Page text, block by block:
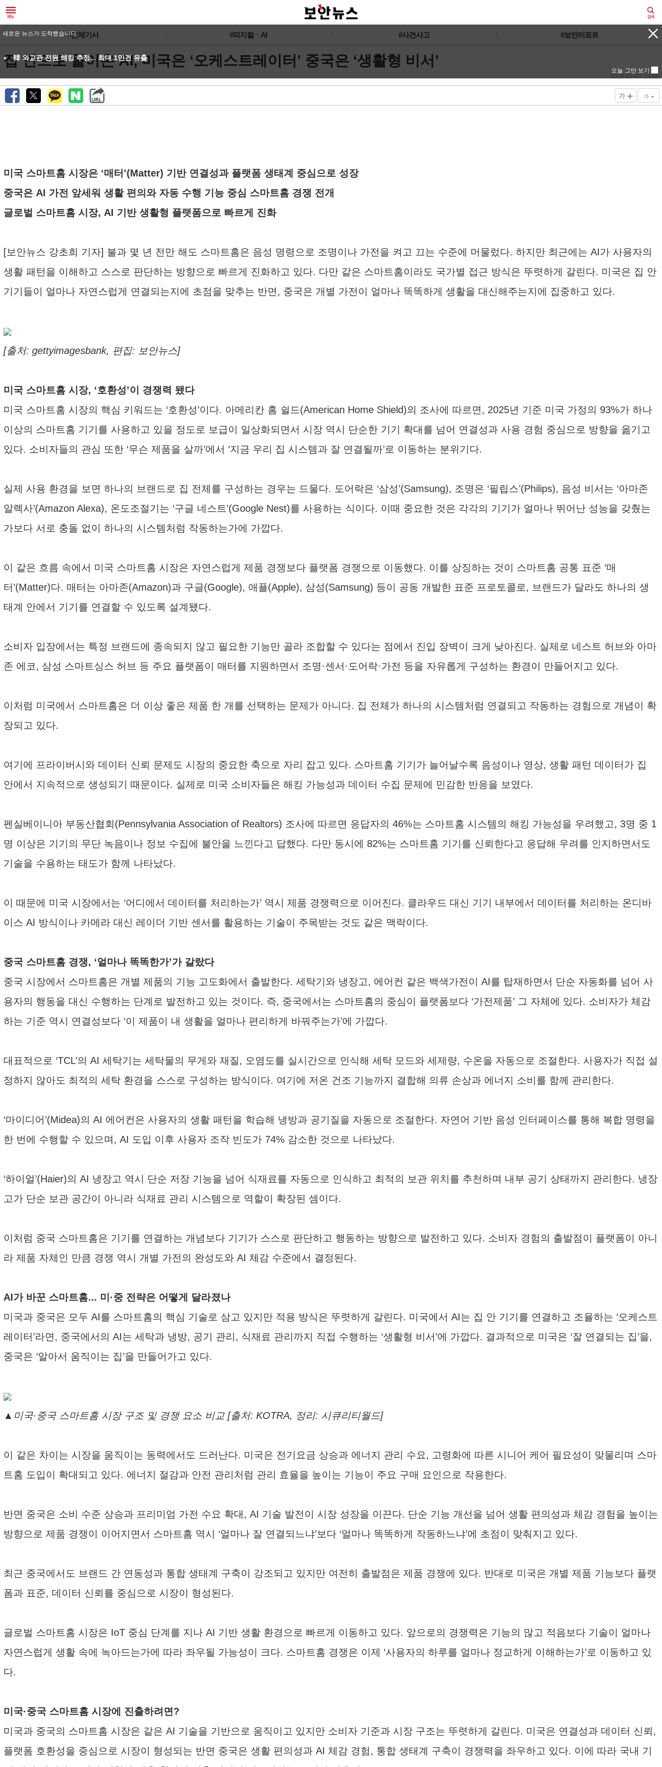
#전체기사 #피지컬ㆍAI #사건사고 #보안리포트
집 안으로 들어온 AI, 미국은 ‘오케스트레이터’ 중국은 ‘생활형 비서’
2026-05-07 15:36
가 + 가 -
미국 스마트홈 시장은 ‘매터’(Matter) 기반 연결성과 플랫폼 생태계 중심으로 성장
중국은 AI 가전 앞세워 생활 편의와 자동 수행 기능 중심 스마트홈 경쟁 전개
글로벌 스마트홈 시장, AI 기반 생활형 플랫폼으로 빠르게 진화
[보안뉴스 강초희 기자] 불과 몇 년 전만 해도 스마트홈은 음성 명령으로 조명이나 가전을 켜고 끄는 수준에 머물렀다. 하지만 최근에는 AI가 사용자의
생활 패턴을 이해하고 스스로 판단하는 방향으로 빠르게 진화하고 있다. 다만 같은 스마트홈이라도 국가별 접근 방식은 뚜렷하게 갈린다. 미국은 집 안
기기들이 얼마나 자연스럽게 연결되는지에 초점을 맞추는 반면, 중국은 개별 가전이 얼마나 똑똑하게 생활을 대신해주는지에 집중하고 있다.
[출처: gettyimagesbank, 편집: 보안뉴스]
미국 스마트홈 시장, ‘호환성’이 경쟁력 됐다
미국 스마트홈 시장의 핵심 키워드는 ‘호환성’이다. 아메리칸 홈 쉴드(American Home Shield)의 조사에 따르면, 2025년 기준 미국 가정의 93%가 하나
이상의 스마트홈 기기를 사용하고 있을 정도로 보급이 일상화되면서 시장 역시 단순한 기기 확대를 넘어 연결성과 사용 경험 중심으로 방향을 옮기고
있다. 소비자들의 관심 또한 ‘무슨 제품을 살까’에서 ‘지금 우리 집 시스템과 잘 연결될까’로 이동하는 분위기다.
실제 사용 환경을 보면 하나의 브랜드로 집 전체를 구성하는 경우는 드물다. 도어락은 ‘삼성’(Samsung), 조명은 ‘필립스’(Philips), 음성 비서는 ‘아마존
알렉사’(Amazon Alexa), 온도조절기는 ‘구글 네스트’(Google Nest)를 사용하는 식이다. 이때 중요한 것은 각각의 기기가 얼마나 뛰어난 성능을 갖췄는
가보다 서로 충돌 없이 하나의 시스템처럼 작동하는가에 가깝다.
이 같은 흐름 속에서 미국 스마트홈 시장은 자연스럽게 제품 경쟁보다 플랫폼 경쟁으로 이동했다. 이를 상징하는 것이 스마트홈 공통 표준 ‘매
터’(Matter)다. 매터는 아마존(Amazon)과 구글(Google), 애플(Apple), 삼성(Samsung) 등이 공동 개발한 표준 프로토콜로, 브랜드가 달라도 하나의 생
태계 안에서 기기를 연결할 수 있도록 설계됐다.
소비자 입장에서는 특정 브랜드에 종속되지 않고 필요한 기능만 골라 조합할 수 있다는 점에서 진입 장벽이 크게 낮아진다. 실제로 네스트 허브와 아마
존 에코, 삼성 스마트싱스 허브 등 주요 플랫폼이 매터를 지원하면서 조명·센서·도어락·가전 등을 자유롭게 구성하는 환경이 만들어지고 있다.
이처럼 미국에서 스마트홈은 더 이상 좋은 제품 한 개를 선택하는 문제가 아니다. 집 전체가 하나의 시스템처럼 연결되고 작동하는 경험으로 개념이 확
장되고 있다.
여기에 프라이버시와 데이터 신뢰 문제도 시장의 중요한 축으로 자리 잡고 있다. 스마트홈 기기가 늘어날수록 음성이나 영상, 생활 패턴 데이터가 집
안에서 지속적으로 생성되기 때문이다. 실제로 미국 소비자들은 해킹 가능성과 데이터 수집 문제에 민감한 반응을 보였다.
펜실베이니아 부동산협회(Pennsylvania Association of Realtors) 조사에 따르면 응답자의 46%는 스마트홈 시스템의 해킹 가능성을 우려했고, 3명 중 1
명 이상은 기기의 무단 녹음이나 정보 수집에 불안을 느낀다고 답했다. 다만 동시에 82%는 스마트홈 기기를 신뢰한다고 응답해 우려를 인지하면서도
기술을 수용하는 태도가 함께 나타났다.
이 때문에 미국 시장에서는 ‘어디에서 데이터를 처리하는가’ 역시 제품 경쟁력으로 이어진다. 클라우드 대신 기기 내부에서 데이터를 처리하는 온디바
이스 AI 방식이나 카메라 대신 레이더 기반 센서를 활용하는 기술이 주목받는 것도 같은 맥락이다.
중국 스마트홈 경쟁, ‘얼마나 똑똑한가’가 갈랐다
중국 시장에서 스마트홈은 개별 제품의 기능 고도화에서 출발한다. 세탁기와 냉장고, 에어컨 같은 백색가전이 AI를 탑재하면서 단순 자동화를 넘어 사
용자의 행동을 대신 수행하는 단계로 발전하고 있는 것이다. 즉, 중국에서는 스마트홈의 중심이 플랫폼보다 ‘가전제품’ 그 자체에 있다. 소비자가 체감
하는 기준 역시 연결성보다 ‘이 제품이 내 생활을 얼마나 편리하게 바꿔주는가’에 가깝다.
대표적으로 ‘TCL’의 AI 세탁기는 세탁물의 무게와 재질, 오염도를 실시간으로 인식해 세탁 모드와 세제량, 수온을 자동으로 조절한다. 사용자가 직접 설
정하지 않아도 최적의 세탁 환경을 스스로 구성하는 방식이다. 여기에 저온 건조 기능까지 결합해 의류 손상과 에너지 소비를 함께 관리한다.
‘마이디어’(Midea)의 AI 에어컨은 사용자의 생활 패턴을 학습해 냉방과 공기질을 자동으로 조절한다. 자연어 기반 음성 인터페이스를 통해 복합 명령을
한 번에 수행할 수 있으며, AI 도입 이후 사용자 조작 빈도가 74% 감소한 것으로 나타났다.
‘하이얼’(Haier)의 AI 냉장고 역시 단순 저장 기능을 넘어 식재료를 자동으로 인식하고 최적의 보관 위치를 추천하며 내부 공기 상태까지 관리한다. 냉장
고가 단순 보관 공간이 아니라 식재료 관리 시스템으로 역할이 확장된 셈이다.
이처럼 중국 스마트홈은 기기를 연결하는 개념보다 기기가 스스로 판단하고 행동하는 방향으로 발전하고 있다. 소비자 경험의 출발점이 플랫폼이 아니
라 제품 자체인 만큼 경쟁 역시 개별 가전의 완성도와 AI 체감 수준에서 결정된다.
AI가 바꾼 스마트홈... 미·중 전략은 어떻게 달라졌나
미국과 중국은 모두 AI를 스마트홈의 핵심 기술로 삼고 있지만 적용 방식은 뚜렷하게 갈린다. 미국에서 AI는 집 안 기기를 연결하고 조율하는 ‘오케스트
레이터’라면, 중국에서의 AI는 세탁과 냉방, 공기 관리, 식재료 관리까지 직접 수행하는 ‘생활형 비서’에 가깝다. 결과적으로 미국은 ‘잘 연결되는 집’을,
중국은 ‘알아서 움직이는 집’을 만들어가고 있다.
▲미국·중국 스마트홈 시장 구조 및 경쟁 요소 비교 [출처: KOTRA, 정리: 시큐리티월드]
이 같은 차이는 시장을 움직이는 동력에서도 드러난다. 미국은 전기요금 상승과 에너지 관리 수요, 고령화에 따른 시니어 케어 필요성이 맞물리며 스마
트홈 도입이 확대되고 있다. 에너지 절감과 안전 관리처럼 관리 효율을 높이는 기능이 주요 구매 요인으로 작용한다.
반면 중국은 소비 수준 상승과 프리미엄 가전 수요 확대, AI 기술 발전이 시장 성장을 이끈다. 단순 기능 개선을 넘어 생활 편의성과 체감 경험을 높이는
방향으로 제품 경쟁이 이어지면서 스마트홈 역시 ‘얼마나 잘 연결되느냐’보다 ‘얼마나 똑똑하게 작동하느냐’에 초점이 맞춰지고 있다.
최근 중국에서도 브랜드 간 연동성과 통합 생태계 구축이 강조되고 있지만 여전히 출발점은 제품 경쟁에 있다. 반대로 미국은 개별 제품 기능보다 플랫
폼과 표준, 데이터 신뢰를 중심으로 시장이 형성된다.
글로벌 스마트홈 시장은 IoT 중심 단계를 지나 AI 기반 생활 환경으로 빠르게 이동하고 있다. 앞으로의 경쟁력은 기능의 많고 적음보다 기술이 얼마나
자연스럽게 생활 속에 녹아드는가에 따라 좌우될 가능성이 크다. 스마트홈 경쟁은 이제 ‘사용자의 하루를 얼마나 정교하게 이해하는가’로 이동하고 있
다.
미국·중국 스마트홈 시장에 진출하려면?
미국과 중국의 스마트홈 시장은 같은 AI 기술을 기반으로 움직이고 있지만 소비자 기준과 시장 구조는 뚜렷하게 갈린다. 미국은 연결성과 데이터 신뢰,
플랫폼 호환성을 중심으로 시장이 형성되는 반면 중국은 생활 편의성과 AI 체감 경험, 통합 생태계 구축이 경쟁력을 좌우하고 있다. 이에 따라 국내 기
새로운 뉴스가 도착했습니다.
韓 외교관 전원 해킹 추정... 최대 1만건 유출
오늘 그만 보기